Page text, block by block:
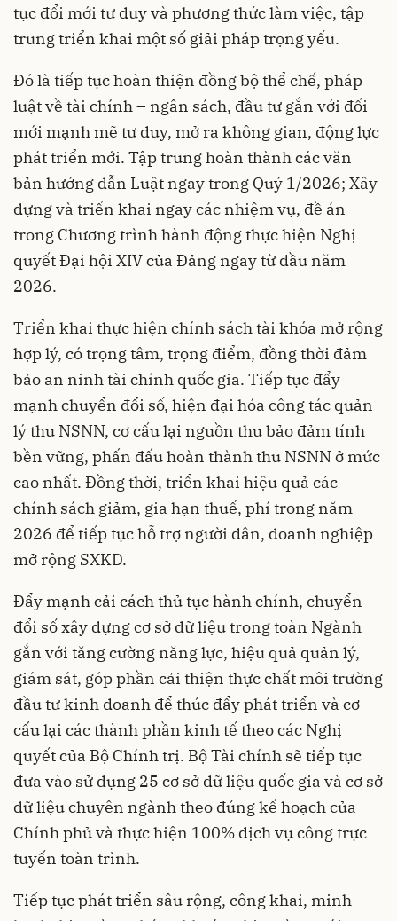
tục đổi mới tư duy và phương thức làm việc, tập
trung triển khai một số giải pháp trọng yếu.
Đó là tiếp tục hoàn thiện đồng bộ thể chế, pháp
luật về tài chính – ngân sách, đầu tư gắn với đổi
mới mạnh mẽ tư duy, mở ra không gian, động lực
phát triển mới. Tập trung hoàn thành các văn
bản hướng dẫn Luật ngay trong Quý 1/2026; Xây
dựng và triển khai ngay các nhiệm vụ, đề án
trong Chương trình hành động thực hiện Nghị
quyết Đại hội XIV của Đảng ngay từ đầu năm
2026.
Triển khai thực hiện chính sách tài khóa mở rộng
hợp lý, có trọng tâm, trọng điểm, đồng thời đảm
bảo an ninh tài chính quốc gia. Tiếp tục đẩy
mạnh chuyển đổi số, hiện đại hóa công tác quản
lý thu NSNN, cơ cấu lại nguồn thu bảo đảm tính
bền vững, phấn đấu hoàn thành thu NSNN ở mức
cao nhất. Đồng thời, triển khai hiệu quả các
chính sách giảm, gia hạn thuế, phí trong năm
2026 để tiếp tục hỗ trợ người dân, doanh nghiệp
mở rộng SXKD.
Đẩy mạnh cải cách thủ tục hành chính, chuyển
đổi số xây dựng cơ sở dữ liệu trong toàn Ngành
gắn với tăng cường năng lực, hiệu quả quản lý,
giám sát, góp phần cải thiện thực chất môi trường
đầu tư kinh doanh để thúc đẩy phát triển và cơ
cấu lại các thành phần kinh tế theo các Nghị
quyết của Bộ Chính trị. Bộ Tài chính sẽ tiếp tục
đưa vào sử dụng 25 cơ sở dữ liệu quốc gia và cơ sở
dữ liệu chuyên ngành theo đúng kế hoạch của
Chính phủ và thực hiện 100% dịch vụ công trực
tuyến toàn trình.
Tiếp tục phát triển sâu rộng, công khai, minh